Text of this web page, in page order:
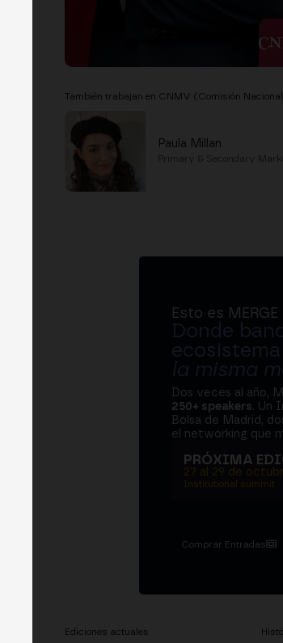
También trabajan en CNMV (Comisión
Paula Millan
Primary & Secondary
Esto es MERGE
Donde
la misma
Dos veces al año,
250+ speakers. Un
Bolsa de Madrid,
el networking que
PRÓXIMA
27 al 29 de
Institutional summit ·
Comprar Entradas
Ediciones actuales